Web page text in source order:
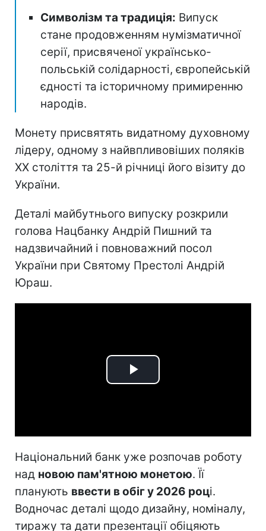
Символізм та традиція: Випуск
стане продовженням нумізматичної
серії, присвяченої українсько-
польській солідарності, європейській
єдності та історичному примиренню
народів.
Монету присвятять видатному духовному
лідеру, одному з найвпливовіших поляків
ХХ століття та 25-й річниці його візиту до
України.
Деталі майбутнього випуску розкрили
голова Нацбанку Андрій Пишний та
надзвичайний і повноважний посол
України при Святому Престолі Андрій
Юраш.
Play
Національний банк уже розпочав роботу
над новою пам'ятною монетою. Її
планують ввести в обіг у 2026 році.
Водночас деталі щодо дизайну, номіналу,
тиражу та дати презентації обіцяють